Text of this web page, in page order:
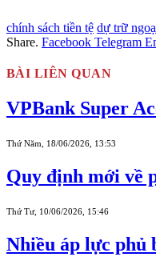
chính sách tiền tệ dự trữ
Share. Facebook Telegram
BÀI LIÊN QUAN
VPBank Super
Thứ Năm, 18/06/2026, 13:53
Quy định mới về
Thứ Tư, 10/06/2026, 15:46
Nhiều áp lực phủ